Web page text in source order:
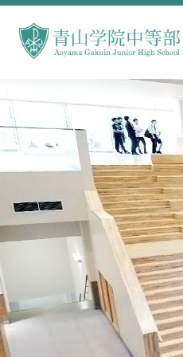
学校紹介
中等部 部長挨拶
教育理念・目標
中等部の歴史
特色ある教育
生徒数・教職員数
一貫校の流れ
卒業生インタビュー
メディアライブラリー